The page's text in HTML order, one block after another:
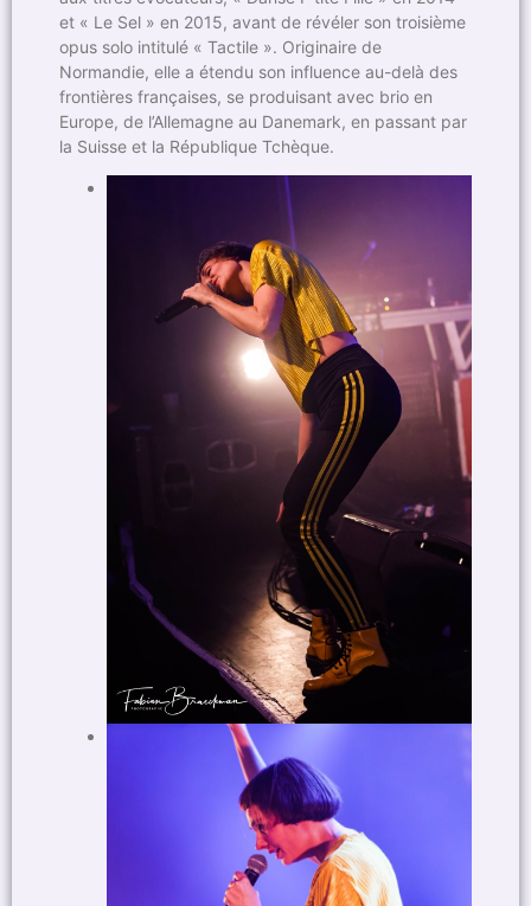
et « Le Sel » en 2015, avant de révéler son troisième
opus solo intitulé « Tactile ». Originaire de
Normandie, elle a étendu son influence au-delà des
frontières françaises, se produisant avec brio en
Europe, de l’Allemagne au Danemark, en passant par
la Suisse et la République Tchèque.